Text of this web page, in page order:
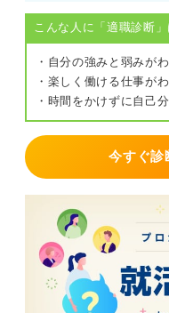
こんな人に「適職診断」
・自分の強みと弱みが
・楽しく働ける仕事が
・時間をかけずに自己
今すぐ診